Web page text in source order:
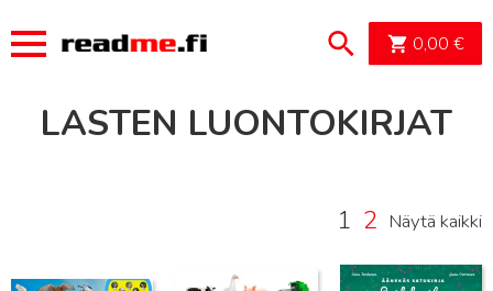
0,00 €
LASTEN LUONTOKIRJAT
1 2 Näytä kaikki
Lue lisää